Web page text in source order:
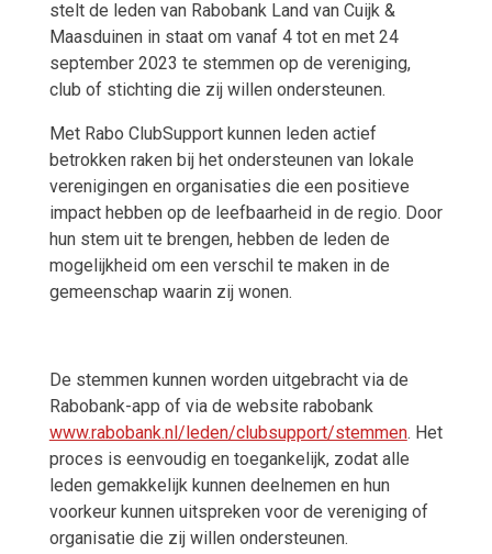
stelt de leden van Rabobank Land van Cuijk &
Maasduinen in staat om vanaf 4 tot en met 24
september 2023 te stemmen op de vereniging,
club of stichting die zij willen ondersteunen.
Met Rabo ClubSupport kunnen leden actief
betrokken raken bij het ondersteunen van lokale
verenigingen en organisaties die een positieve
impact hebben op de leefbaarheid in de regio. Door
hun stem uit te brengen, hebben de leden de
mogelijkheid om een verschil te maken in de
gemeenschap waarin zij wonen.
De stemmen kunnen worden uitgebracht via de
Rabobank-app of via de website rabobank
www.rabobank.nl/leden/clubsupport/stemmen. Het
proces is eenvoudig en toegankelijk, zodat alle
leden gemakkelijk kunnen deelnemen en hun
voorkeur kunnen uitspreken voor de vereniging of
organisatie die zij willen ondersteunen.